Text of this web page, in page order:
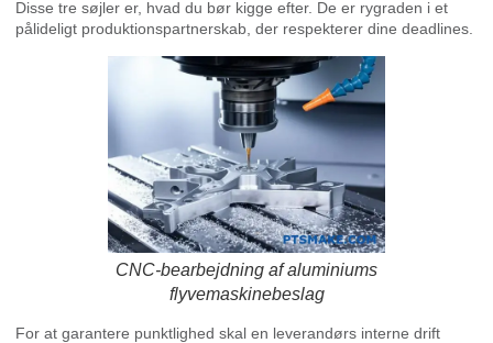
Disse tre søjler er, hvad du bør kigge efter. De er rygraden i et
pålideligt produktionspartnerskab, der respekterer dine deadlines.
CNC-bearbejdning af aluminiums
flyvemaskinebeslag
For at garantere punktlighed skal en leverandørs interne drift